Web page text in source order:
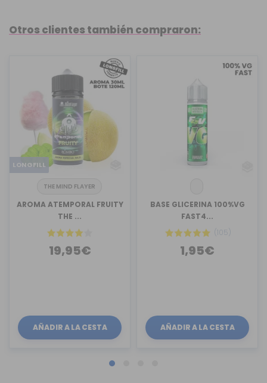
Otros clientes también compraron:
LONGFILL
THE MIND FLAYER
AROMA ATEMPORAL FRUITY
THE ...
19,95€
AÑADIR A LA CESTA
BASE GLICERINA 100%VG
FAST4...
(105)
1,95€
AÑADIR A LA CESTA